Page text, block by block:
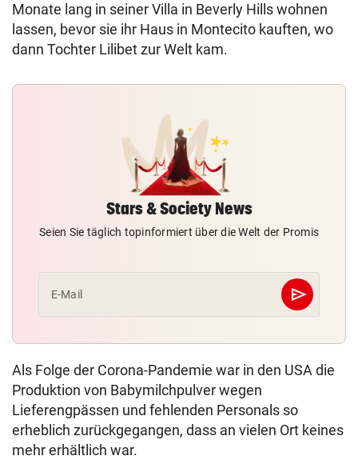
Monate lang in seiner Villa in Beverly Hills wohnen
lassen, bevor sie ihr Haus in Montecito kauften, wo
dann Tochter Lilibet zur Welt kam.
Stars & Society News
Seien Sie täglich topinformiert über die Welt der Promis
E-Mail send
Abschicken
Als Folge der Corona-Pandemie war in den USA die
Produktion von Babymilchpulver wegen
Lieferengpässen und fehlenden Personals so
erheblich zurückgegangen, dass an vielen Ort keines
mehr erhältlich war.